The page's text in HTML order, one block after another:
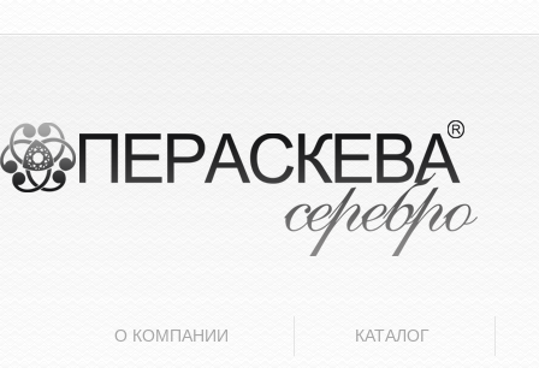
О КОМПАНИИ КАТАЛОГ